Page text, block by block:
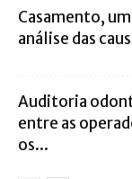
Casamento,
análise das
Auditoria
entre as
os...